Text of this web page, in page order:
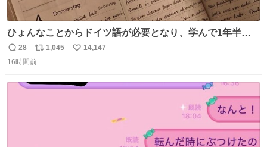
ひょんなことからドイツ語が必要となり、学んで1年半に
なる。 ちなみに最初の半年で『必携ドイツ文法総まとめ』
と『重要単語4000』を数十周して丸暗記した。読み書きに
Geminiの添削もエラーの指摘は激減し、上級の表現を教え
返
信
28
リ
ポ
ト
1,045
い
数
14,147
16時間前